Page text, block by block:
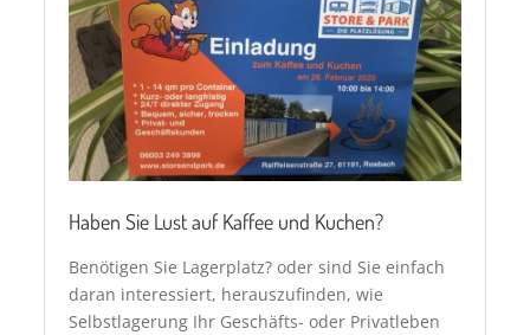
Haben Sie Lust auf Kaffee und Kuchen?
Benötigen Sie Lagerplatz? oder sind Sie einfach
daran interessiert, herauszufinden, wie
Selbstlagerung Ihr Geschäfts- oder Privatleben